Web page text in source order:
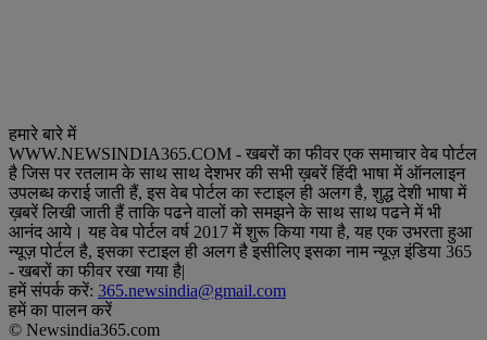
हमारे बारे में
WWW.NEWSINDIA365.COM - खबरों का फीवर एक समाचार वेब पोर्टल
है जिस पर रतलाम के साथ साथ देशभर की सभी ख़बरें हिंदी भाषा में ऑनलाइन
उपलब्ध कराई जाती हैं, इस वेब पोर्टल का स्टाइल ही अलग है, शुद्ध देशी भाषा में
ख़बरें लिखी जाती हैं ताकि पढने वालों को समझने के साथ साथ पढने में भी
आनंद आये। यह वेब पोर्टल वर्ष 2017 में शुरू किया गया है, यह एक उभरता हुआ
न्यूज़ पोर्टल है, इसका स्टाइल ही अलग है इसीलिए इसका नाम न्यूज़ इंडिया 365
- खबरों का फीवर रखा गया है|
हमें संपर्क करें: 365.newsindia@gmail.com
हमें का पालन करें
© Newsindia365.com